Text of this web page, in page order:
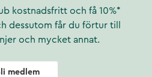
kostnadsfritt och få 10%*
dessutom får du förtur till
och mycket annat.
medlem